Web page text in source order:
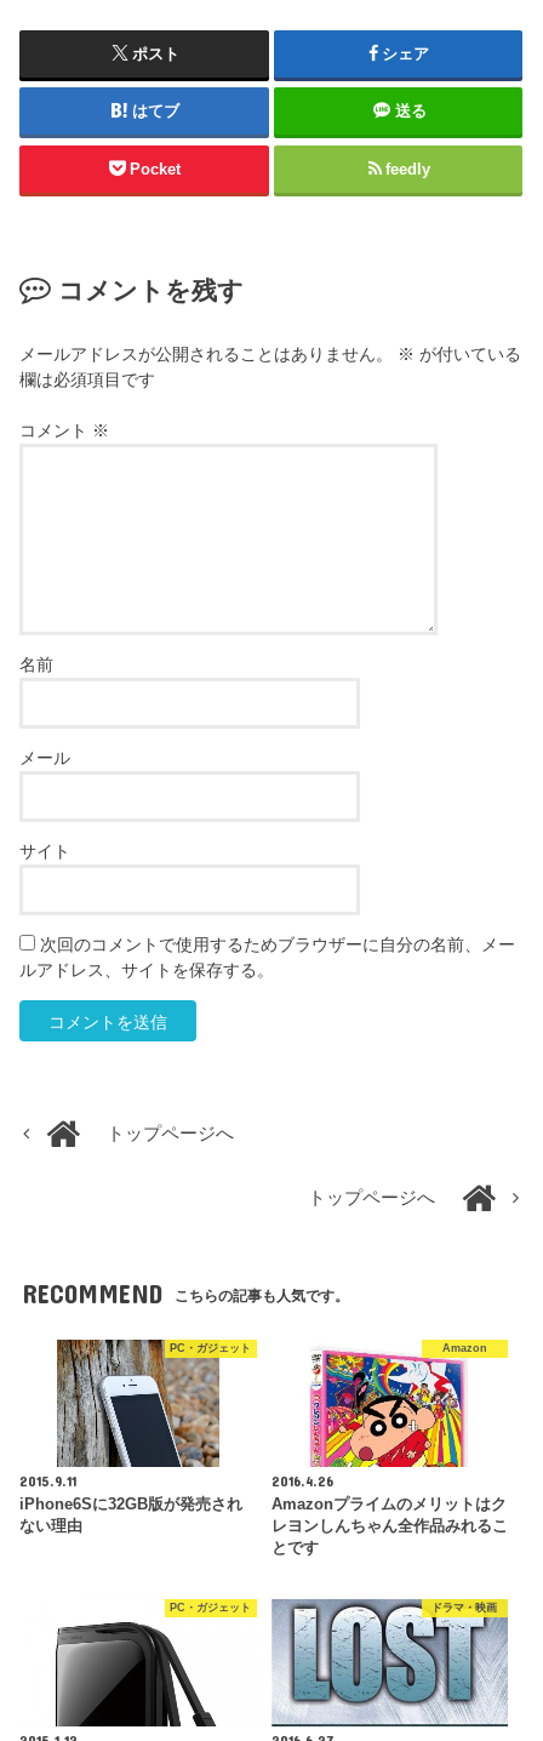
ポスト シェア
はてブ 送る
Pocket feedly
コメントを残す
メールアドレスが公開されることはありません。 ※ が付いている
欄は必須項目です
コメント ※
名前
メール
サイト
次回のコメントで使用するためブラウザーに自分の名前、メー
ルアドレス、サイトを保存する。
トップページへ
トップページへ
RECOMMEND こちらの記事も人気です。
PC・ガジェット
2015.9.11
iPhone6Sに32GB版が発売され
ない理由
Amazon
2016.4.26
Amazonプライムのメリットはク
レヨンしんちゃん全作品みれるこ
とです
PC・ガジェット ドラマ・映画